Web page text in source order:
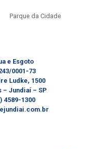
Parque da Cidade
e Esgoto
0001-73
Ludke, 1500
– Jundiaí – SP
4589-1300